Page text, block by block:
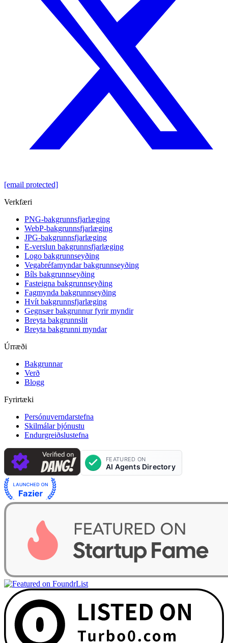
[email protected]
Verkfæri
PNG-bakgrunnsfjarlæging
WebP-bakgrunnsfjarlæging
JPG-bakgrunnsfjarlæging
E-verslun bakgrunnsfjarlæging
Logo bakgrunnseyðing
Vegabréfamyndar bakgrunnseyðing
Bíls bakgrunnseyðing
Fasteigna bakgrunnseyðing
Fagmynda bakgrunnseyðing
Hvít bakgrunnsfjarlæging
Gegnsær bakgrunnur fyrir myndir
Breyta bakgrunnslit
Breyta bakgrunni myndar
Úrræði
Bakgrunnar
Verð
Blogg
Fyrirtæki
Persónuverndarstefna
Skilmálar þjónustu
Endurgreiðslustefna